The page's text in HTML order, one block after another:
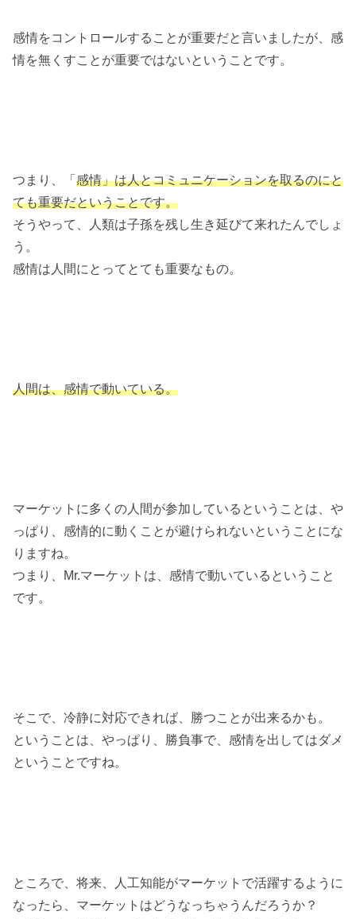
感情をコントロールすることが重要だと言いましたが、感
情を無くすことが重要ではないということです。
つまり、「 感情」は人とコミュニケーションを取るのにと
ても重要だということです。
そうやって、人類は子孫を残し生き延びて来れたんでしょ
う。
感情は人間にとってとても重要なもの。
人間は、感情で動いている。
マーケットに多くの人間が参加しているということは、や
っぱり、感情的に動くことが避けられないということにな
りますね。
つまり、Mr.マーケットは、感情で動いているということ
です。
そこで、冷静に対応できれば、勝つことが出来るかも。
ということは、やっぱり、勝負事で、感情を出してはダメ
ということですね。
ところで、将来、人工知能がマーケットで活躍するように
なったら、マーケットはどうなっちゃうんだろうか？